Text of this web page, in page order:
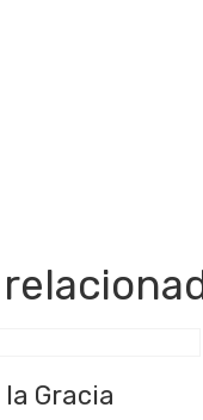
Gracia